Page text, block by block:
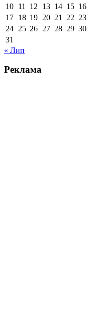
10 11 12 13 14 15 16
17 18 19 20 21 22 23
24 25 26 27 28 29 30
31
« Лип
Реклама